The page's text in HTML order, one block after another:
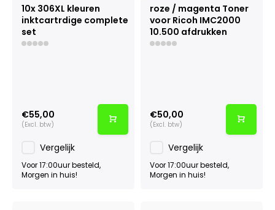
10x 306XL kleuren
inktcartrdige complete
set
€55,00
(Excl. btw)
Vergelijk
Voor 17:00uur besteld,
Morgen in huis!
roze / magenta Toner
voor Ricoh IMC2000
10.500 afdrukken
€50,00
(Excl. btw)
Vergelijk
Voor 17:00uur besteld,
Morgen in huis!